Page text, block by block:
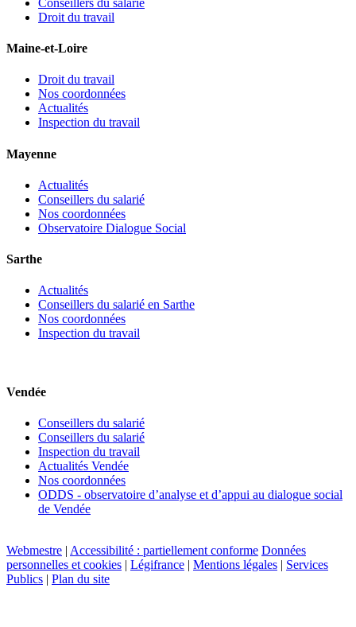
Droit du travail
Maine-et-Loire
Droit du travail
Nos coordonnées
Actualités
Inspection du travail
Mayenne
Actualités
Conseillers du salarié
Nos coordonnées
Observatoire Dialogue Social
Sarthe
Actualités
Conseillers du salarié en Sarthe
Nos coordonnées
Inspection du travail
Vendée
Conseillers du salarié
Conseillers du salarié
Inspection du travail
Actualités Vendée
Nos coordonnées
ODDS - observatoire d’analyse et d’appui au dialogue social
de Vendée
Webmestre | Accessibilité : partiellement conforme Données
personnelles et cookies | Légifrance | Mentions légales | Services
Publics | Plan du site